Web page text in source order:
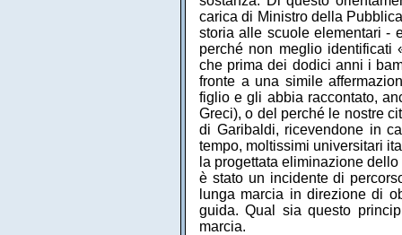
carica di Ministro della
storia alle scuole elementari -
perché non meglio identificati
che prima dei dodici anni i
fronte a una simile
figlio e gli abbia raccontato,
Greci), o del perché le nostre
di Garibaldi, ricevendone in
tempo, moltissimi universitari
la progettata eliminazione
è stato un incidente di
lunga marcia in direzione di
guida. Qual sia questo
marcia.